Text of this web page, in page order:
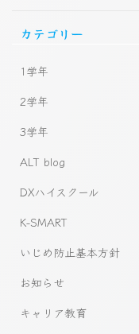
カテゴリー
1学年
2学年
3学年
ALT blog
DXハイスクール
K-SMART
いじめ防止基本方針
お知らせ
キャリア教育